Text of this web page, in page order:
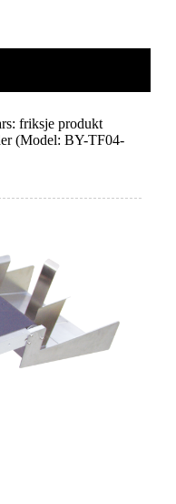
friksje produkt
(Model: BY-TF04-